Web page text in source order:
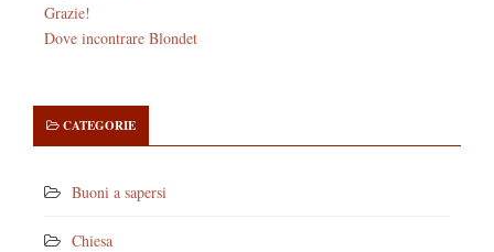
Grazie!
Dove incontrare Blondet
CATEGORIE
Buoni a sapersi
Chiesa